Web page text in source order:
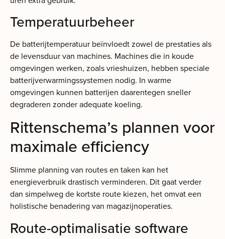
Temperatuurbeheer
De batterijtemperatuur beïnvloedt zowel de prestaties als
de levensduur van machines. Machines die in koude
omgevingen werken, zoals vrieshuizen, hebben speciale
batterijverwarmingssystemen nodig. In warme
omgevingen kunnen batterijen daarentegen sneller
degraderen zonder adequate koeling.
Rittenschema’s plannen voor
maximale efficiency
Slimme planning van routes en taken kan het
energieverbruik drastisch verminderen. Dit gaat verder
dan simpelweg de kortste route kiezen, het omvat een
holistische benadering van magazijnoperaties.
Route-optimalisatie software